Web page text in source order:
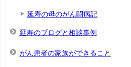
延寿の母のがん闘病記
延寿のブログと相談事例
がん患者の家族ができること